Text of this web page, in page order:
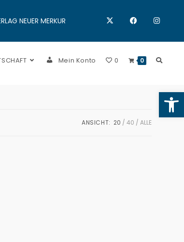
NEUER MERKUR
Mein Konto 0 0
ANSICHT: 20 40 ALLE